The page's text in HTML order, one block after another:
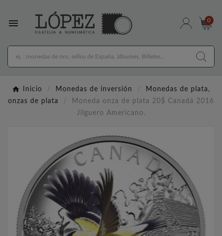
 0
Inicio Monedas de inversión
Monedas de plata,
onzas de plata
Moneda onza de plata 20$ Canadá 2016
Jilguero Americano.